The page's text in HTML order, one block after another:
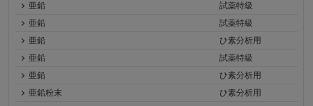
亜鉛
試薬特級
亜鉛
試薬特級
亜鉛
ひ素分析用
亜鉛
試薬特級
亜鉛
ひ素分析用
亜鉛粉末
ひ素分析用